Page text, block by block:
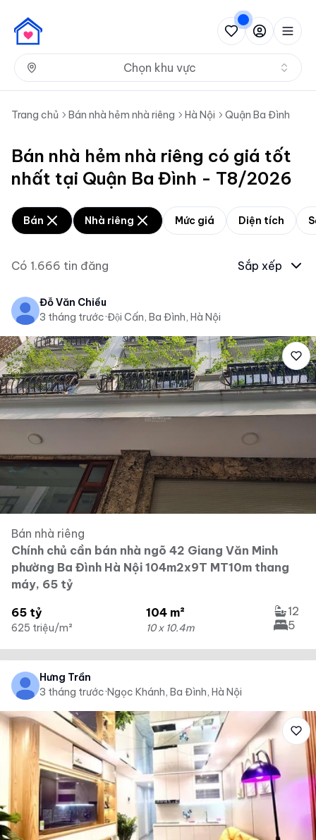
Chọn khu vực
Trang chủ Bán nhà hẻm nhà riêng Hà Nội Quận Ba Đình
Bán nhà hẻm nhà riêng có giá tốt
nhất tại Quận Ba Đình - T8/2026
Bán Nhà riêng Mức giá Diện tích
Có 1.666 tin đăng Sắp xếp
Đỗ Văn Chiều
3 tháng trước·Đội Cấn, Ba Đình, Hà Nội
Bán nhà riêng
Chính chủ cần bán nhà ngõ 42 Giang Văn Minh
phường Ba Đình Hà Nội 104m2x9T MT10m thang
máy, 65 tỷ
65 tỷ
625 triệu/m²
104 m²
10 x 10.4m
12
5
Hưng Trần
3 tháng trước·Ngọc Khánh, Ba Đình, Hà Nội